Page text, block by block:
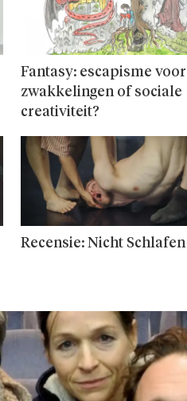
Fantasy: escapisme voor
zwakkelingen of sociale
creativiteit?
Recensie: Nicht Schlafen